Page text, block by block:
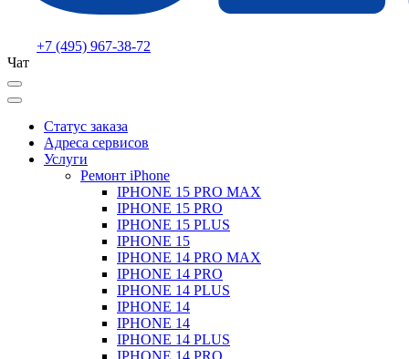
+7 (495) 967-38-72
Чат
Статус заказа
Адреса сервисов
Услуги
Ремонт iPhone
IPHONE 15 PRO MAX
IPHONE 15 PRO
IPHONE 15 PLUS
IPHONE 15
IPHONE 14 PRO MAX
IPHONE 14 PRO
IPHONE 14 PLUS
IPHONE 14
IPHONE 14
IPHONE 14 PLUS
IPHONE 14 PRO